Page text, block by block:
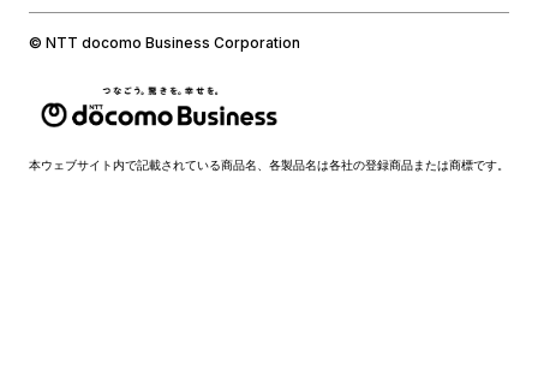
© NTT docomo Business Corporation
本ウェブサイト内で記載されている商品名、各製品名は各社の登録商品または商標です。